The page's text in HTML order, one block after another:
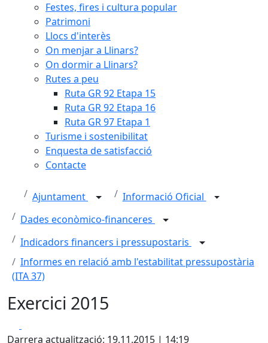
Festes, fires i cultura popular
Patrimoni
Llocs d'interès
On menjar a Llinars?
On dormir a Llinars?
Rutes a peu
Ruta GR 92 Etapa 15
Ruta GR 92 Etapa 16
Ruta GR 97 Etapa 1
Turisme i sostenibilitat
Enquesta de satisfacció
Contacte
Ajuntament
Informació Oficial
Dades econòmico-financeres
Indicadors financers i pressupostaris
Informes en relació amb l'estabilitat pressupostària
(ITA 37)
Exercici 2015
Darrera actualització: 19.11.2015 | 14:19